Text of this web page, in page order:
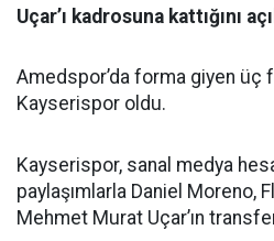
Uçar’ı kadrosuna kattığını
Amedspor’da forma giyen üç
Kayserispor oldu.
Kayserispor, sanal medya
paylaşımlarla Daniel Moreno,
Mehmet Murat Uçar’ın